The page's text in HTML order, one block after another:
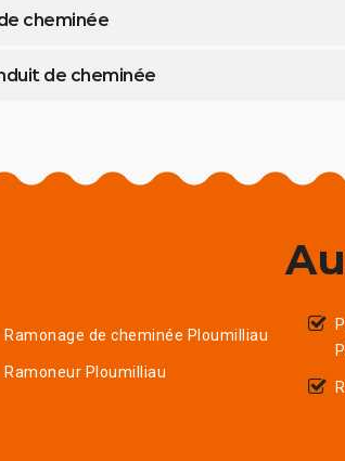
cheminée
de cheminée
Ramonage de cheminée Ploumilliau
Ramoneur Ploumilliau